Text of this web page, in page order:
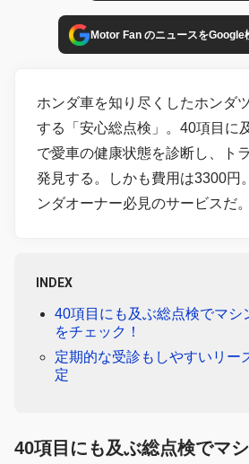
Motor Fan のニュースをGoogle
ホンダ車を知り尽くしたホンダ
する「安心総点検」。40項目に
で愛車の健康状態を診断し、ト
発見する。しかも費用は3300円
ンダオーナー必見のサービスだ。
INDEX
40項目にも及ぶ総点検でマシ
をチェック！
定期的な受診もしやすいリー
定
40項目にも及ぶ総点検でマ